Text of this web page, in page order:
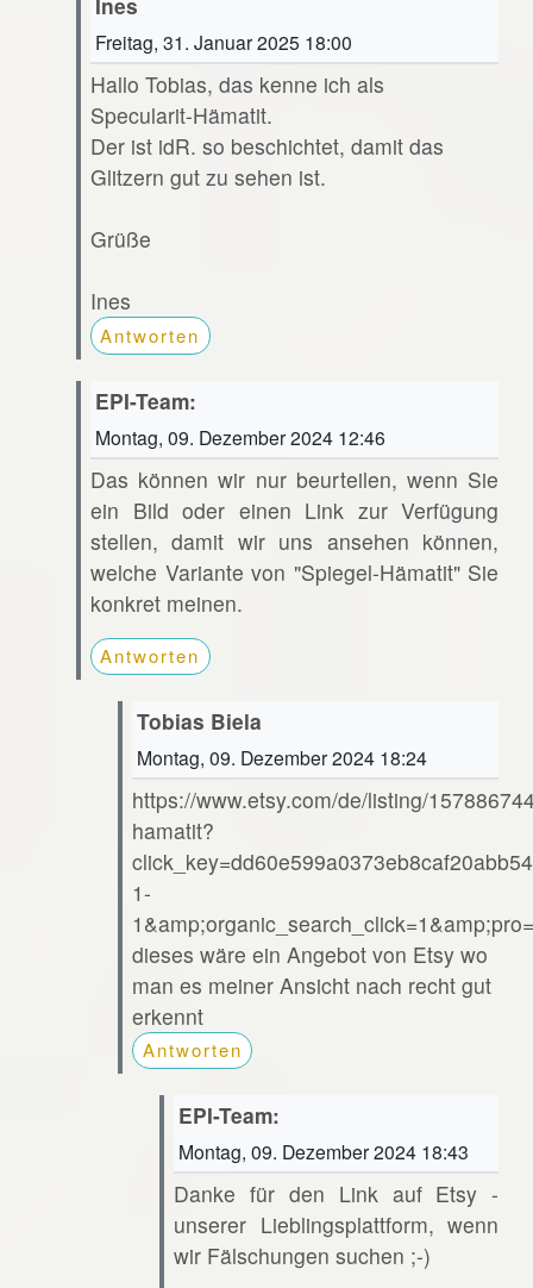
Freitag, 31. Januar 2025 18:00
Hallo Tobias, das kenne ich als
Specularit-Hämatit.
Der ist idR. so beschichtet, damit das
Glitzern gut zu sehen ist.
Grüße
Ines
Antworten
EPI-Team:
Montag, 09. Dezember 2024 12:46
Das können wir nur beurteilen, wenn Sie
ein Bild oder einen Link zur Verfügung
stellen, damit wir uns ansehen können,
welche Variante von "Spiegel-Hämatit" Sie
konkret meinen.
Antworten
Tobias Biela
Montag, 09. Dezember 2024 18:24
https://www.etsy.com/de/listing/
hamatit?
1-
dieses wäre ein Angebot von Etsy wo
man es meiner Ansicht nach recht gut
erkennt
Antworten
EPI-Team:
Montag, 09. Dezember 2024 18:43
Danke für den Link auf Etsy -
unserer Lieblingsplattform, wenn
wir Fälschungen suchen ;-)